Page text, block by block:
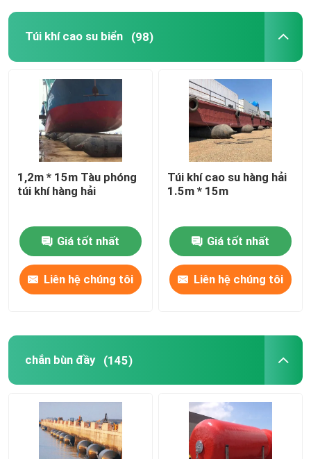
Túi khí cao su biển (98)
1,2m * 15m Tàu phóng
túi khí hàng hải
Giá tốt nhất
Liên hệ chúng tôi
Túi khí cao su hàng hải
1.5m * 15m
Giá tốt nhất
Liên hệ chúng tôi
chắn bùn đầy (145)